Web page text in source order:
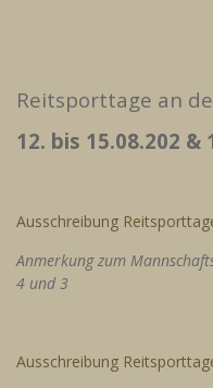
Reitsporttage an
12. bis 15.08.202 &
Ausschreibung
Anmerkung zum
4 und 3
Ausschreibung